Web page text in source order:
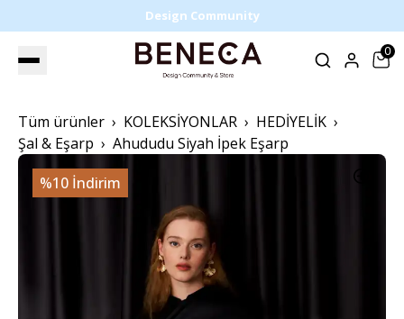
Design Community
0
Tüm ürünler KOLEKSİYONLAR
HEDİYELİK
Şal & Eşarp
Ahududu Siyah İpek Eşarp
%10 İndirim